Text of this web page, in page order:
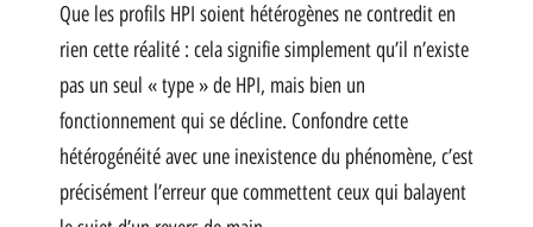
Que les profils HPI soient hétérogènes ne contredit en
rien cette réalité : cela signifie simplement qu’il n’existe
pas un seul « type » de HPI, mais bien un
fonctionnement qui se décline. Confondre cette
hétérogénéité avec une inexistence du phénomène, c’est
précisément l’erreur que commettent ceux qui balayent